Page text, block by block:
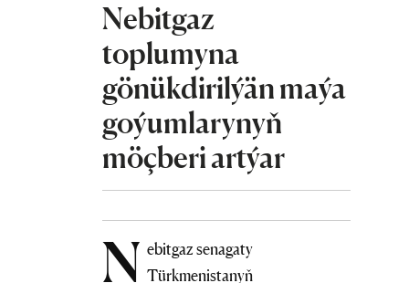
Nebitgaz
toplumyna
gönükdirilýän maýa
goýumlarynyň
möçberi artýar
N ebitgaz senagaty
Türkmenistanyň